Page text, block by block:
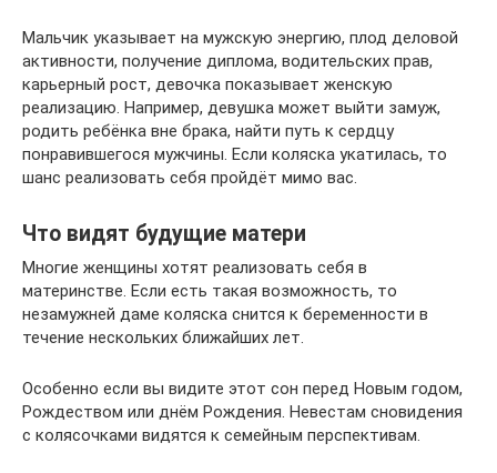
Мальчик указывает на мужскую энергию, плод деловой
активности, получение диплома, водительских прав,
карьерный рост, девочка показывает женскую
реализацию. Например, девушка может выйти замуж,
родить ребёнка вне брака, найти путь к сердцу
понравившегося мужчины. Если коляска укатилась, то
шанс реализовать себя пройдёт мимо вас.
Что видят будущие матери
Многие женщины хотят реализовать себя в
материнстве. Если есть такая возможность, то
незамужней даме коляска снится к беременности в
течение нескольких ближайших лет.
Особенно если вы видите этот сон перед Новым годом,
Рождеством или днём Рождения. Невестам сновидения
с колясочками видятся к семейным перспективам.